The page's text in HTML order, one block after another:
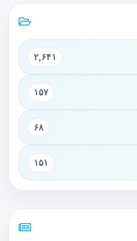
۲,۶۴۱
۱۵۷
۶۸
۱۵۱